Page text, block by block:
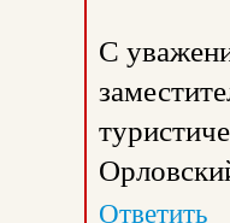
С
Ответить